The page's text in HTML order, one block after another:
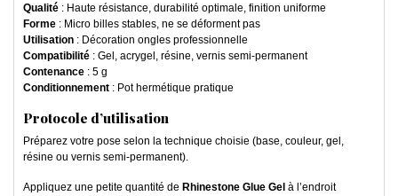
Qualité : Haute résistance, durabilité optimale, finition uniforme
Forme : Micro billes stables, ne se déforment pas
Utilisation : Décoration ongles professionnelle
Compatibilité : Gel, acrygel, résine, vernis semi-permanent
Contenance : 5 g
Conditionnement : Pot hermétique pratique
Protocole d’utilisation
Préparez votre pose selon la technique choisie (base, couleur, gel,
résine ou vernis semi-permanent).
Appliquez une petite quantité de Rhinestone Glue Gel à l’endroit